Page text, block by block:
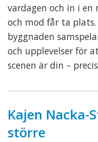
vardagen och in i
och mod får ta
byggnaden
och upplevelser för
scenen är din –
Kajen Nacka-
större